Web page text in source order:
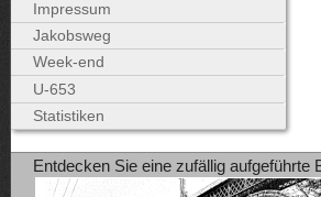
Impressum
Jakobsweg
Week-end
U-653
Statistiken
Entdecken Sie eine zufällig aufgeführte